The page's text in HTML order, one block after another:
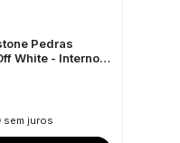
Pedras
White - Interno e
sem juros